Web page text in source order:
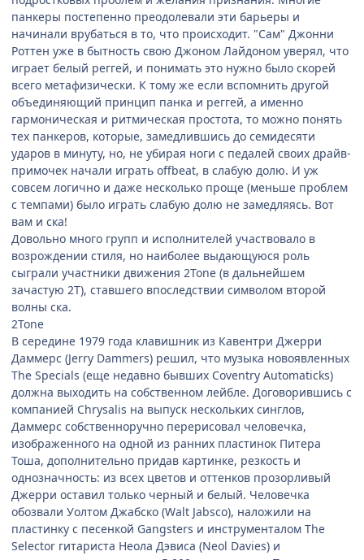
панкеры постепенно преодолевали эти барьеры и
начинали врубаться в то, что происходит. "Сам" Джонни
Роттен уже в бытность свою Джоном Лайдоном уверял, что
играет белый реггей, и понимать это нужно было скорей
всего метафизически. К тому же если вспомнить другой
объединяющий принцип панка и реггей, а именно
гармоническая и ритмическая простота, то можно понять
тех панкеров, которые, замедлившись до семидесяти
ударов в минуту, но, не убирая ноги с педалей своих драйв-
примочек начали играть offbeat, в слабую долю. И уж
совсем логично и даже несколько проще (меньше проблем
с темпами) было играть слабую долю не замедляясь. Вот
вам и ска!
Довольно много групп и исполнителей участвовало в
возрождении стиля, но наиболее выдающуюся роль
сыграли участники движения 2Tone (в дальнейшем
зачастую 2Т), ставшего впоследствии символом второй
волны ска.
2Tone
В середине 1979 года клавишник из Кавентри Джерри
Даммерс (Jerry Dammers) решил, что музыка новоявленных
The Specials (еще недавно бывших Coventry Automaticks)
должна выходить на собственном лейбле. Договорившись с
компанией Chrysalis на выпуск нескольких синглов,
Даммерс собственноручно перерисовал человечка,
изображенного на одной из ранних пластинок Питера
Тоша, дополнительно придав картинке, резкость и
однозначность: из всех цветов и оттенков прозорливый
Джерри оставил только черный и белый. Человечка
обозвали Уолтом Джабско (Walt Jabsco), наложили на
пластинку с песенкой Gangsters и инструменталом The
Selector гитариста Неола Дэвиса (Neol Davies) и